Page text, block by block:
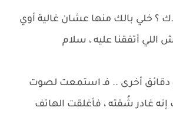
؟ خلي بالك منها عشان غالية أوي
اللي أتفقنا عليه ، سلام
أخرى .. فـ استمعت لصوت
غادر شُقته ، فأغلقت الهاتف